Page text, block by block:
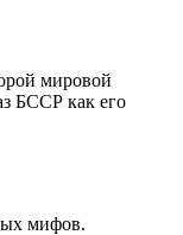
мировой
БССР как его
мифов.